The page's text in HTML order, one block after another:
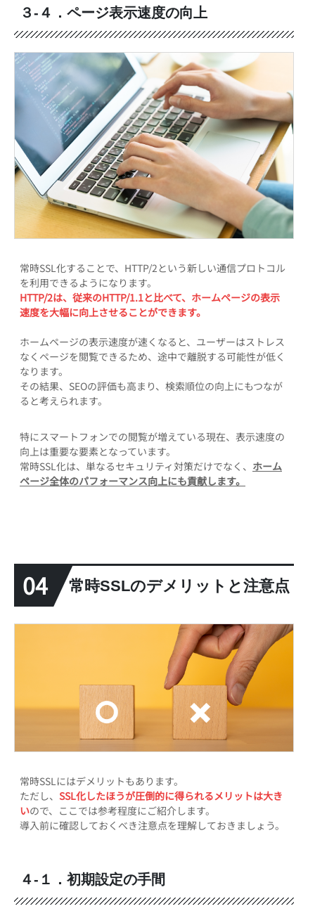
３-４．ページ表示速度の向上
常時SSL化することで、HTTP/2という新しい通信プロトコル
を利用できるようになります。
HTTP/2は、従来のHTTP/1.1と比べて、ホームページの表示
速度を大幅に向上させることができます。
ホームページの表示速度が速くなると、ユーザーはストレス
なくページを閲覧できるため、途中で離脱する可能性が低く
なります。
その結果、SEOの評価も高まり、検索順位の向上にもつなが
ると考えられます。
特にスマートフォンでの閲覧が増えている現在、表示速度の
向上は重要な要素となっています。
常時SSL化は、単なるセキュリティ対策だけでなく、 ホーム
ページ全体のパフォーマンス向上にも貢献します。
04 常時SSLのデメリットと注意点
常時SSLにはデメリットもあります。
ただし、 SSL化したほうが圧倒的に得られるメリットは大き
いので、ここでは参考程度にご紹介します。
導入前に確認しておくべき注意点を理解しておきましょう。
４-１．初期設定の手間